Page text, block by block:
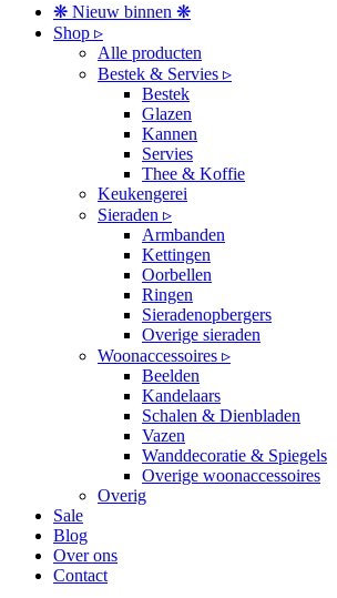
❋ Nieuw binnen ❋
Shop ▹
Alle producten
Bestek & Servies ▹
Bestek
Glazen
Kannen
Servies
Thee & Koffie
Keukengerei
Sieraden ▹
Armbanden
Kettingen
Oorbellen
Ringen
Sieradenopbergers
Overige sieraden
Woonaccessoires ▹
Beelden
Kandelaars
Schalen & Dienbladen
Vazen
Wanddecoratie & Spiegels
Overige woonaccessoires
Overig
Sale
Blog
Over ons
Contact